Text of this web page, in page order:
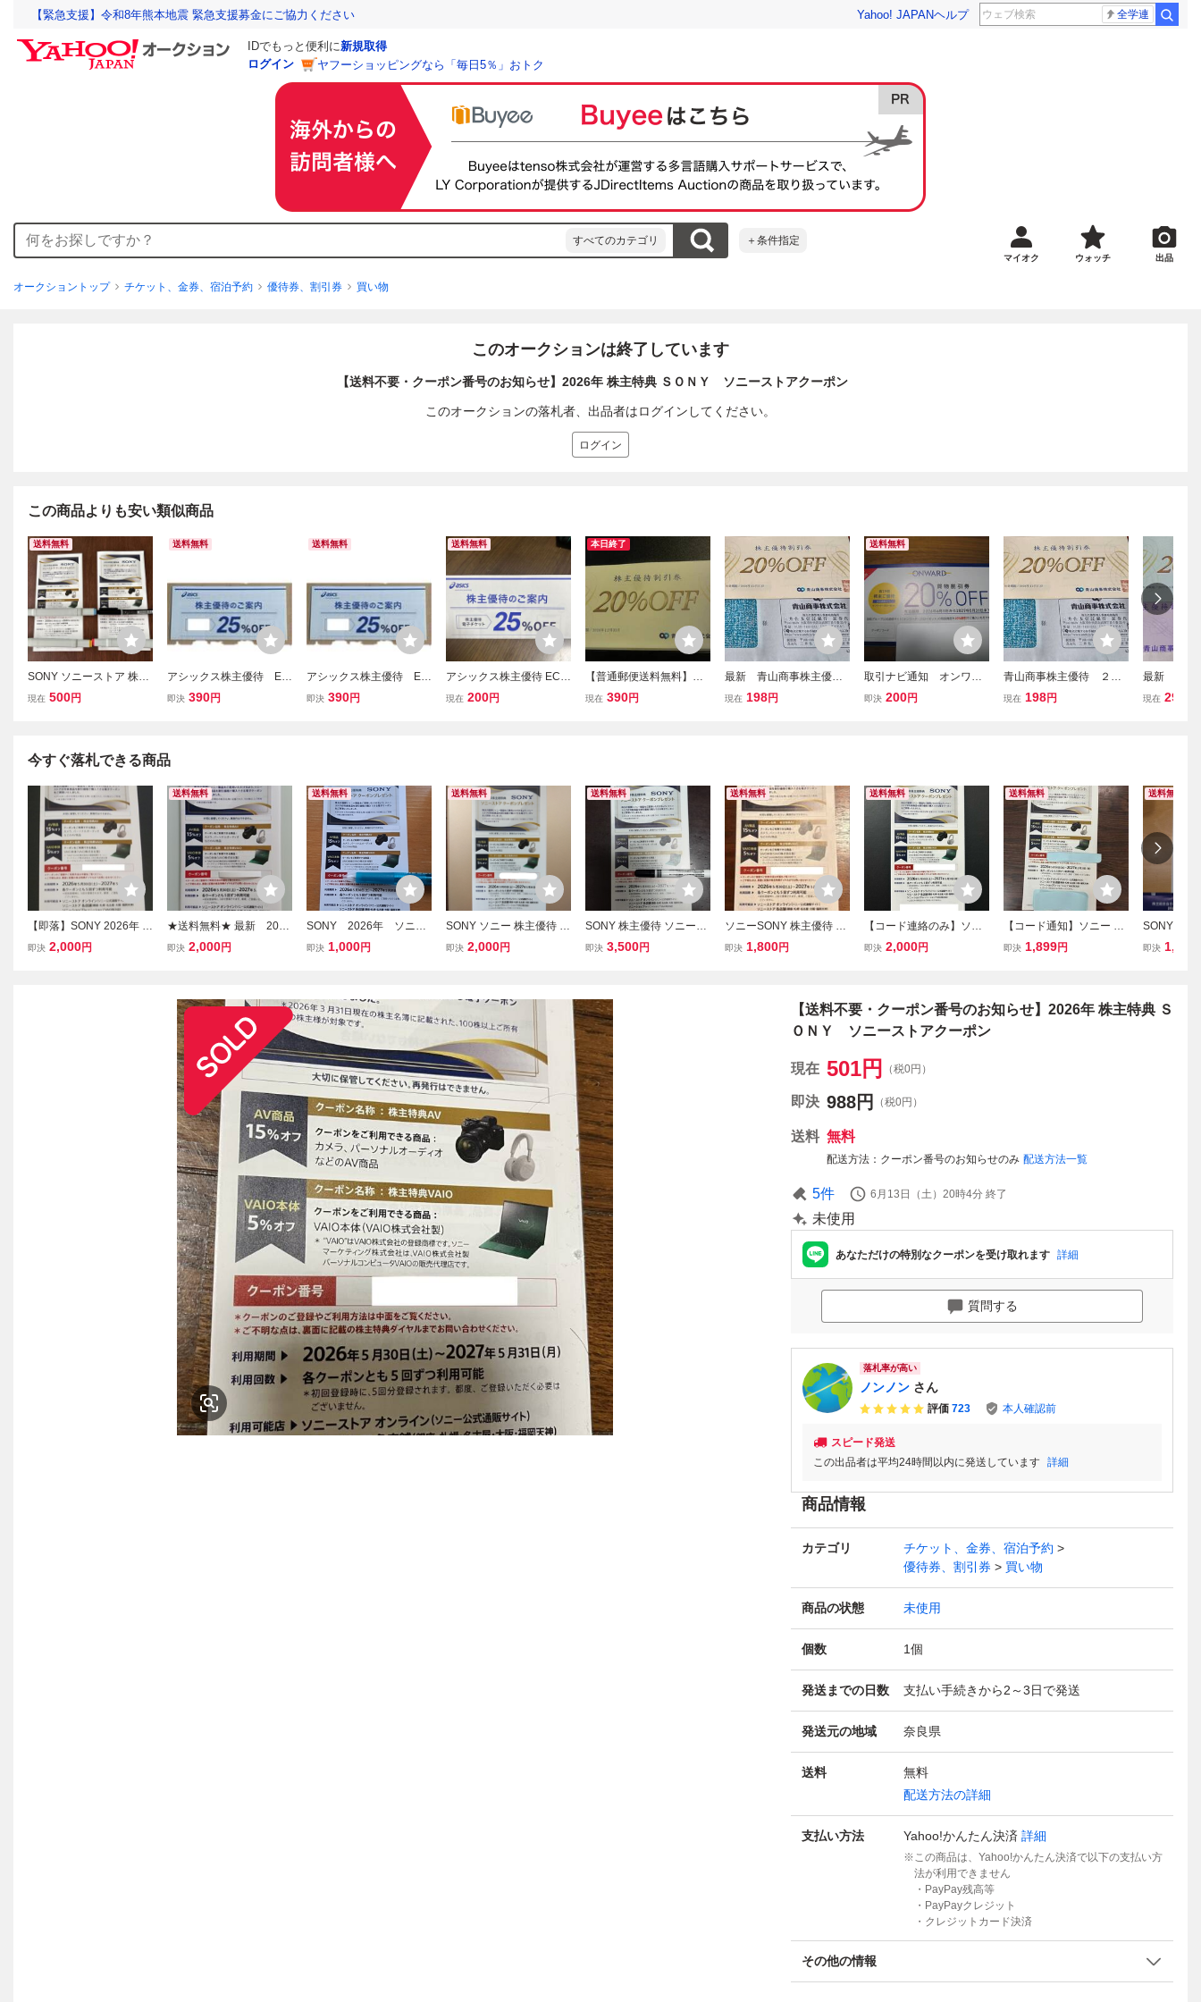
【緊急支援】令和8年熊本地震 緊急支援募金にご協力ください Yahoo! JAPANヘルプ 全学連
IDでもっと便利に新規取得
ログイン
ヤフーショッピングなら「毎日5％」おトク
すべてのカテゴリ ＋条件指定
マイオク ウォッチ 出品
オークショントップ チケット、金券、宿泊予約 優待券、割引券 買い物
このオークションは終了しています
【送料不要・クーポン番号のお知らせ】2026年 株主特典 ＳＯＮＹ ソニーストアクーポン
このオークションの落札者、出品者はログインしてください。
ログイン
この商品よりも安い類似商品
送料無料
SONY ソニーストア 株主
優待 クーポン 2026年 AV
現在 500円
送料無料
アシックス株主優待 EC
サイト用25%OFFクーポ
即決 390円
送料無料
アシックス株主優待 EC
サイト用 25%OFFクー
即決 390円
送料無料
アシックス株主優待 ECサ
イト用25%OFFクーポン
現在 200円
本日終了
【普通郵便送料無料】青
山商事 株主優待券１
現在 390円
最新 青山商事株主優
待 ２０％off券 １枚
現在 198円
送料無料
取引ナビ通知 オンワー
ド 株主優待 買い物割引ク
即決 200円
青山商事株主優待 ２
０％off券 １枚 ③ ２
現在 198円
最新 数量
事株主優
現在 298
今すぐ落札できる商品
【即落】SONY 2026年 株
主優待 ソニーストアクー
即決 2,000円
送料無料
★送料無料★ 最新 2026
年 株主特典 ソニース
即決 2,000円
送料無料
SONY 2026年 ソニー
ストアクーポン
即決 1,000円
送料無料
SONY ソニー 株主優待 ソ
ニーストア クーポン 202
即決 2,000円
送料無料
SONY 株主優待 ソニース
トア ソニーストアクーポ
即決 3,500円
送料無料
ソニーSONY 株主優待 ソ
ニーストアクーポン 有効
即決 1,800円
送料無料
【コード連絡のみ】ソニ
ー 株主優待 ソニーストア
即決 2,000円
送料無料
【コード通知】ソニー SO
NY 株主優待 ソニースト
即決 1,899円
送料無料
SONY ソニ
ポン 番号
即決 1,450
【送料不要・クーポン番号のお知らせ】2026年 株主特典 Ｓ
ＯＮＹ ソニーストアクーポン
現在 501円 （税0円）
即決 988円 （税0円）
送料 無料
配送方法 クーポン番号のお知らせのみ 配送方法一覧
5件 6月13日（土）20時4分 終了
未使用
あなただけの特別なクーポンを受け取れます 詳細
質問する
落札率が高い
ノンノン さん
評価 723 本人確認前
スピード発送
この出品者は平均24時間以内に発送しています 詳細
商品情報
カテゴリ
チケット、金券、宿泊予約
優待券、割引券
買い物
商品の状態 未使用
個数 1個
発送までの日数 支払い手続きから2～3日で発送
発送元の地域 奈良県
送料
無料
配送方法の詳細
支払い方法 Yahoo!かんたん決済 詳細
この商品は、Yahoo!かんたん決済で以下の支払い方
法が利用できません
・PayPay残高等
・PayPayクレジット
・クレジットカード決済
その他の情報